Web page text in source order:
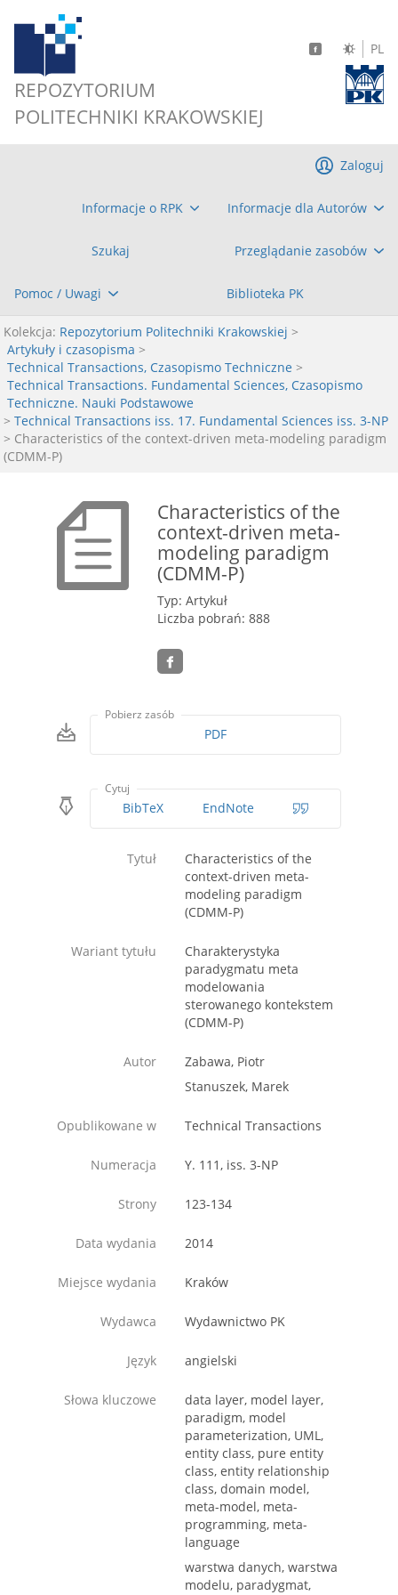
REPOZYTORIUM
POLITECHNIKI KRAKOWSKIEJ
PL
Informacje o RPK Informacje dla Autorów
Szukaj Przeglądanie zasobów
Pomoc / Uwagi Biblioteka PK
Zaloguj
Kolekcja: Repozytorium Politechniki Krakowskiej >
Artykuły i czasopisma >
Technical Transactions, Czasopismo Techniczne >
Technical Transactions. Fundamental Sciences, Czasopismo
Techniczne. Nauki Podstawowe
> Technical Transactions iss. 17. Fundamental Sciences iss. 3-NP
> Characteristics of the context-driven meta-modeling paradigm
(CDMM-P)
Characteristics of the
context-driven meta-
modeling paradigm
(CDMM-P)
Typ: Artykuł
Liczba pobrań: 888
Pobierz zasób
PDF
Cytuj
BibTeX EndNote
Tytuł
Characteristics of the
context-driven meta-
modeling paradigm
(CDMM-P)
Wariant tytułu
Charakterystyka
paradygmatu meta
modelowania
sterowanego kontekstem
(CDMM-P)
Autor
Zabawa, Piotr
Stanuszek, Marek
Opublikowane w Technical Transactions
Numeracja Y. 111, iss. 3-NP
Strony 123-134
Data wydania 2014
Miejsce wydania Kraków
Wydawca Wydawnictwo PK
Język angielski
Słowa kluczowe
data layer, model layer,
paradigm, model
parameterization, UML,
entity class, pure entity
class, entity relationship
class, domain model,
meta-model, meta-
programming, meta-
language
warstwa danych, warstwa
modelu, paradygmat,